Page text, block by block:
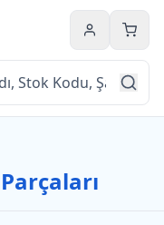
Hesabım